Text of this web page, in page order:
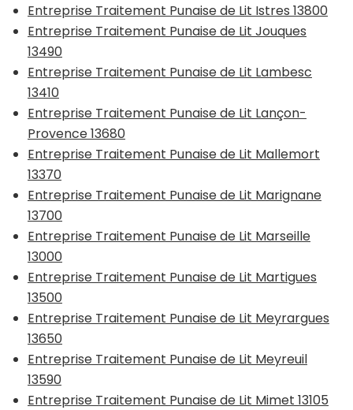
Entreprise Traitement Punaise de Lit Istres 13800
Entreprise Traitement Punaise de Lit Jouques
13490
Entreprise Traitement Punaise de Lit Lambesc
13410
Entreprise Traitement Punaise de Lit Lançon-
Provence 13680
Entreprise Traitement Punaise de Lit Mallemort
13370
Entreprise Traitement Punaise de Lit Marignane
13700
Entreprise Traitement Punaise de Lit Marseille
13000
Entreprise Traitement Punaise de Lit Martigues
13500
Entreprise Traitement Punaise de Lit Meyrargues
13650
Entreprise Traitement Punaise de Lit Meyreuil
13590
Entreprise Traitement Punaise de Lit Mimet 13105